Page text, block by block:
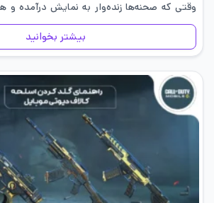
وقتی که صحنه‌ها زنده‌وار به نمایش درآمده و
می‌رسد، احساس می‌شود که به…
بیشتر بخوانید